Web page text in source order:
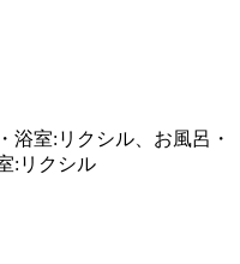
浴室:リクシル、お風呂・
:リクシル